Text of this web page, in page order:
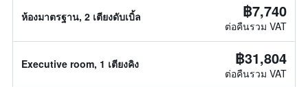
ห้องมาตรฐาน, 2 เตียงดับเบิ้ล ฿7,740
ต่อคืนรวม VAT
Executive room, 1 เตียงคิง ฿31,804
ต่อคืนรวม VAT